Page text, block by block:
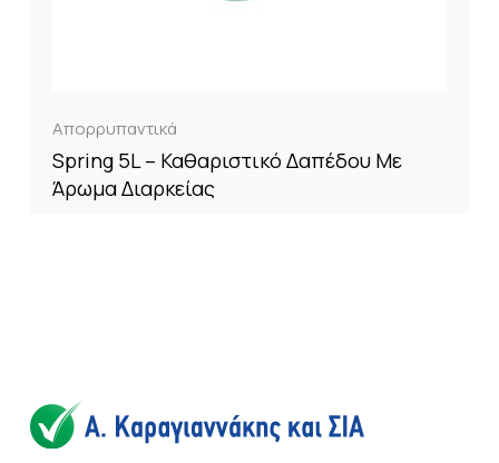
Απορρυπαντικά
Spring 5L – Καθαριστικό Δαπέδου Με
Άρωμα Διαρκείας